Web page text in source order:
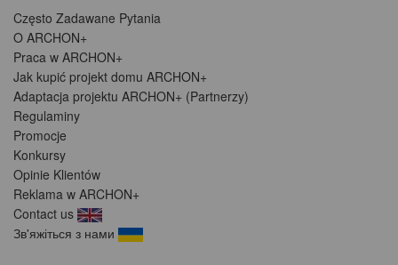
Często Zadawane Pytania
O ARCHON+
Praca w ARCHON+
Jak kupić projekt domu ARCHON+
Adaptacja projektu ARCHON+ (Partnerzy)
Regulaminy
Promocje
Konkursy
Opinie Klientów
Reklama w ARCHON+
Contact us
Зв'яжіться з нами